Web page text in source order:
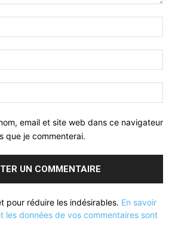
:*
:*
:
email et site web dans ce navigateur
que je commenterai.
pour réduire les indésirables. En savoir
les données de vos commentaires sont